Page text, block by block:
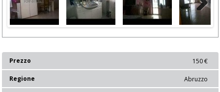
Next
150 €
Prezzo
Abruzzo
Regione